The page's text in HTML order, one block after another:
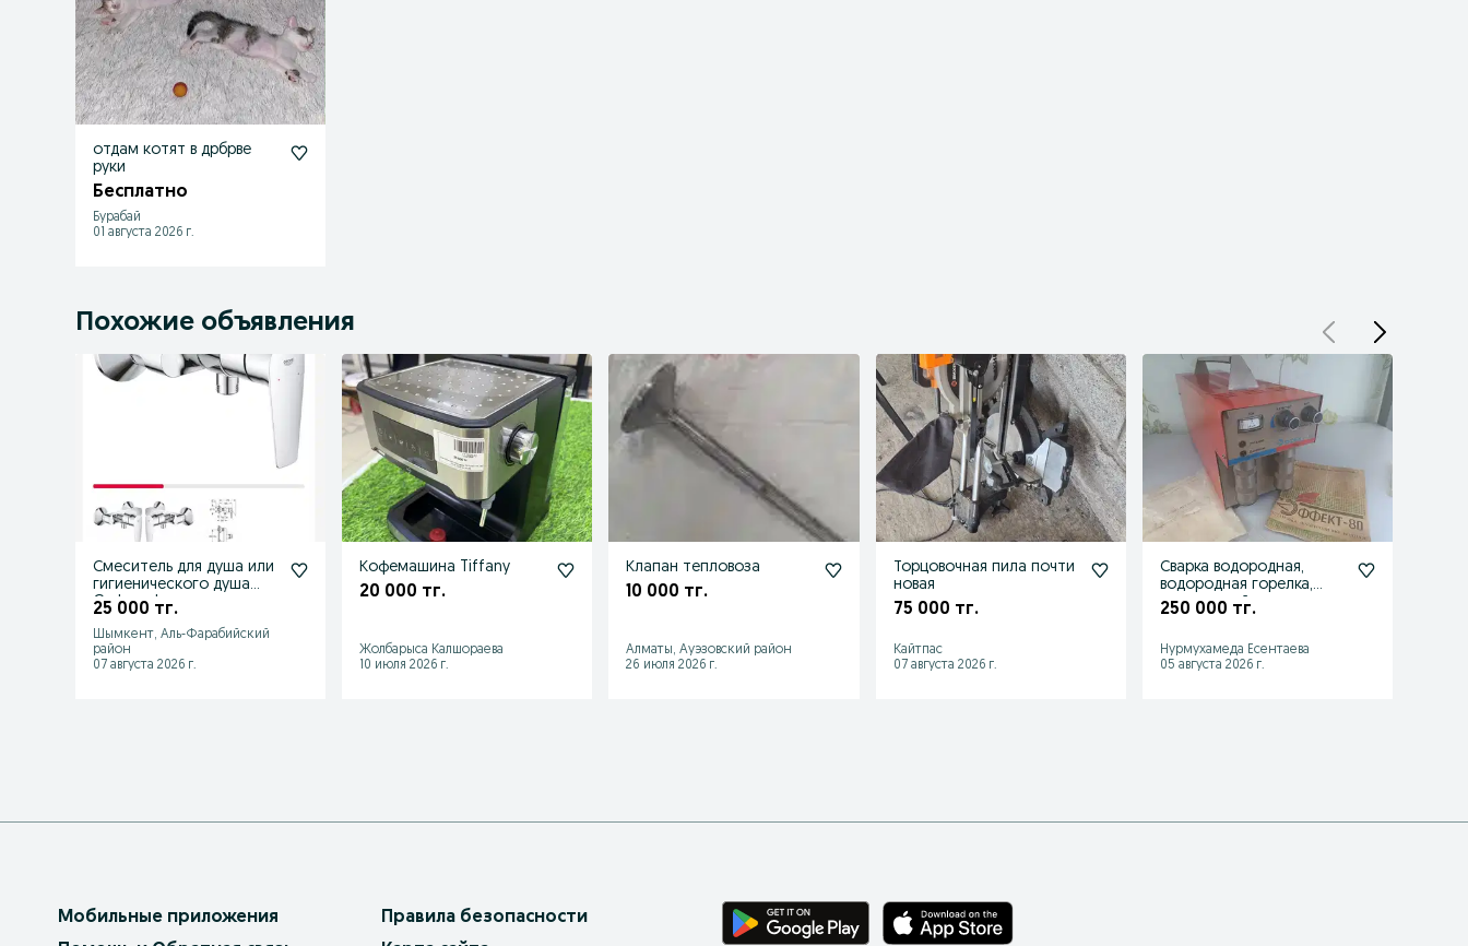
отдам котят в дрбрве
руки
Бесплатно
Бурабай
01 августа 2026 г.
Похожие объявления
Смеситель для душа или
гигиенического душа
Grohe edge
25 000 тг.
Шымкент, Аль-Фарабийский
район
07 августа 2026 г.
Кофемашина Tiffany
20 000 тг.
Жолбарыса Калшораева
10 июля 2026 г.
Клапан тепловоза
10 000 тг.
Алматы, Ауэзовский район
26 июля 2026 г.
Торцовочная пила почти
новая
75 000 тг.
Кайтпас
07 августа 2026 г.
Сварка водородная,
водородная горелка,
водородный генератор
250 000 тг.
Нурмухамеда Есентаева
05 августа 2026 г.
Мобильные приложения
Правила безопасности